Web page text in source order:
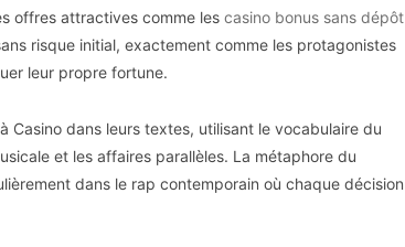
offres attractives comme les casino bonus sans dépôt
risque initial, exactement comme les protagonistes
leur propre fortune.
Casino dans leurs textes, utilisant le vocabulaire du
et les affaires parallèles. La métaphore du
dans le rap contemporain où chaque décision